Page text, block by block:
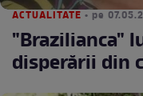
ACTUALITATE • pe
"Brazilianca"
disperării din